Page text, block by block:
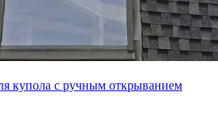
купола с ручным открыванием